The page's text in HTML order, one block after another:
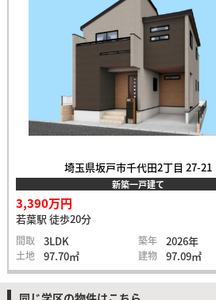
埼玉県坂戸市千代田2丁目 27-21
新築一戸建て
3,390万円
若葉駅 徒歩20分
間取 3LDK 築年 2026年
土地 97.70㎡ 建物 97.09㎡